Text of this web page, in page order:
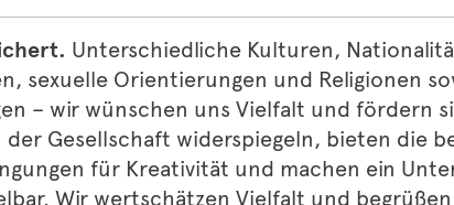
Unterschiedliche Kulturen,
sexuelle Orientierungen und Religionen
– wir wünschen uns Vielfalt und fördern
der Gesellschaft widerspiegeln, bieten die
für Kreativität und machen ein
Wir wertschätzen Vielfalt und